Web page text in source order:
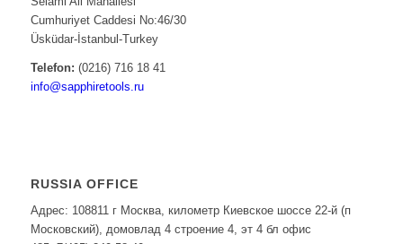
Cumhuriyet Caddesi No:46/30
Üsküdar-İstanbul-Turkey
Telefon: (0216) 716 18 41
info@sapphiretools.ru
RUSSIA OFFICE
Адрес: 108811 г Москва, километр Киевское шоссе 22-й (п
Московский), домовлад 4 строение 4, эт 4 бл офис